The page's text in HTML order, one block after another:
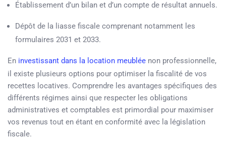
Établissement d’un bilan et d’un compte de résultat annuels.
Dépôt de la liasse fiscale comprenant notamment les
formulaires 2031 et 2033.
En investissant dans la location meublée non professionnelle,
il existe plusieurs options pour optimiser la fiscalité de vos
recettes locatives. Comprendre les avantages spécifiques des
différents régimes ainsi que respecter les obligations
administratives et comptables est primordial pour maximiser
vos revenus tout en étant en conformité avec la législation
fiscale.